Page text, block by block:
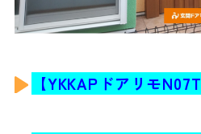
【YKKAPドアリモN07T